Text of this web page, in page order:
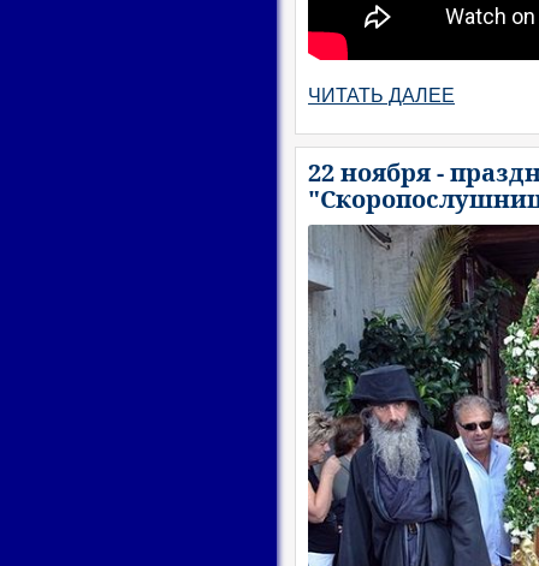
ЧИТАТЬ ДАЛЕЕ
22 ноября -